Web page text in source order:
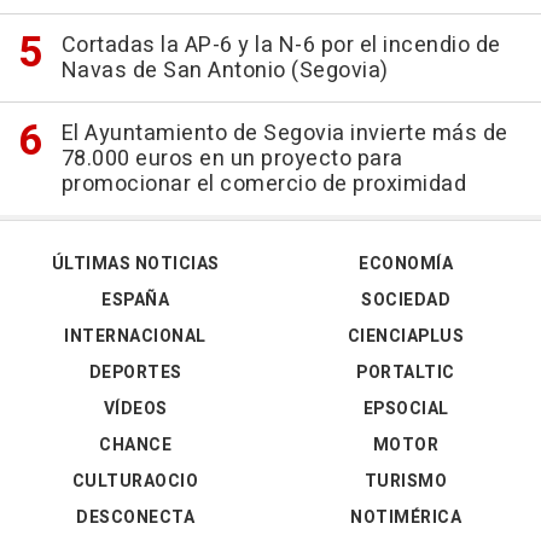
Cortadas la AP-6 y la N-6 por el incendio de
Navas de San Antonio (Segovia)
El Ayuntamiento de Segovia invierte más de
78.000 euros en un proyecto para
promocionar el comercio de proximidad
ÚLTIMAS NOTICIAS
ESPAÑA
INTERNACIONAL
DEPORTES
VÍDEOS
ECONOMÍA
SOCIEDAD
CIENCIAPLUS
PORTALTIC
EPSOCIAL
CHANCE
CULTURAOCIO
DESCONECTA
MOTOR
TURISMO
NOTIMÉRICA